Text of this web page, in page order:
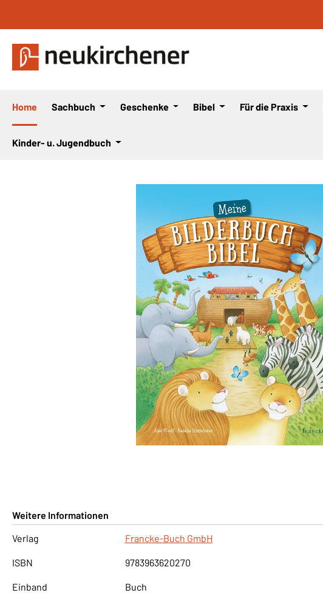
Home Sachbuch Geschenke Bibel Für die Praxis
Kinder- u. Jugendbuch
Weitere Informationen
Verlag
Francke-Buch GmbH
ISBN 9783963620270
Einband Buch